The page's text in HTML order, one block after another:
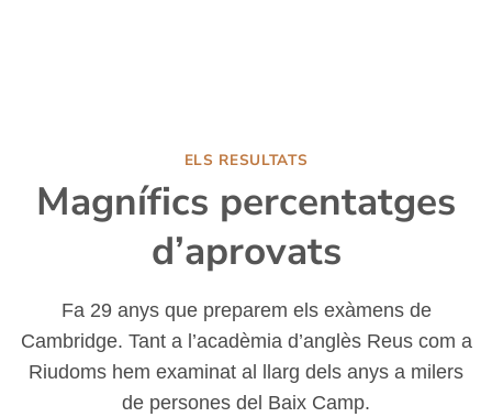
ELS RESULTATS
Magnífics percentatges
d’aprovats
Fa 29 anys que preparem els exàmens de
Cambridge. Tant a l’acadèmia d’anglès Reus com a
Riudoms hem examinat al llarg dels anys a milers
de persones del Baix Camp.